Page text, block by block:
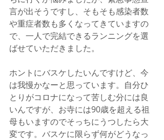
言が出そうですし、そもそも感染者数
や重症者数も多くなってきていますの
で、一人で完結できるランニングを選
ばせていただきました。
ホントにバスケしたいんですけど、今
は我慢かなーと思っています。自分ひ
とりがコロナになって苦しむ分には良
いんですが、お寺には90歳を超える祖
母もいますのでそっちにうつしたら大
変です。バスケに限らず何がどうなっ